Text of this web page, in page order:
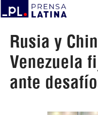
Rusia y
Venezuela
ante